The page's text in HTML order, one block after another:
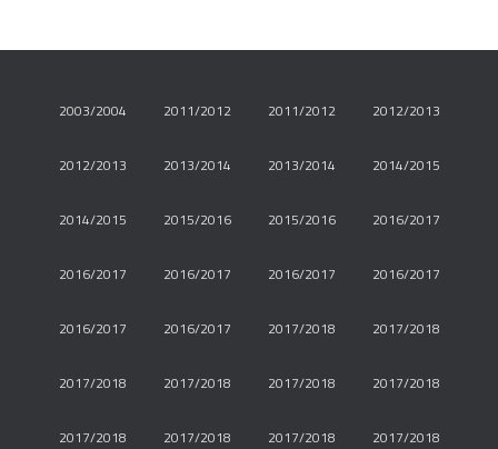
I
2003/2004 2011/2012 2011/2012 2012/2013
2012/2013 2013/2014 2013/2014 2014/2015
2014/2015 2015/2016 2015/2016 2016/2017
2016/2017 2016/2017 2016/2017 2016/2017
2016/2017 2016/2017 2017/2018 2017/2018
2017/2018 2017/2018 2017/2018 2017/2018
2017/2018 2017/2018 2017/2018 2017/2018